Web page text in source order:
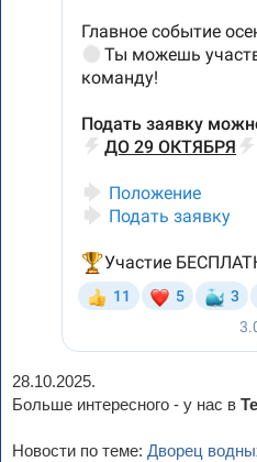
28.10.2025.
Больше интересного - у нас в
Новости по теме: Дворец